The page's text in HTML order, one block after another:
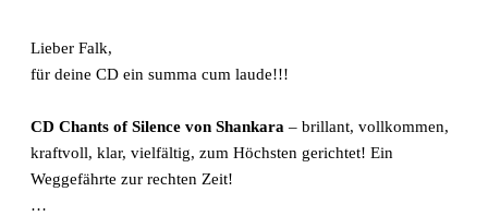
Lieber Falk,
für deine CD ein summa cum laude!!!
CD Chants of Silence von Shankara – brillant, vollkommen,
kraftvoll, klar, vielfältig, zum Höchsten gerichtet! Ein
Weggefährte zur rechten Zeit!
…